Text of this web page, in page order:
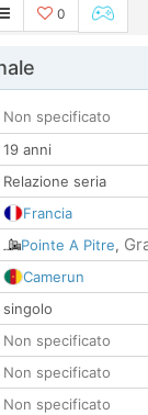
0
Non specificato
19 anni
Relazione seria
Francia
Pointe A Pitre,
Camerun
singolo
Non specificato
Non specificato
Non specificato